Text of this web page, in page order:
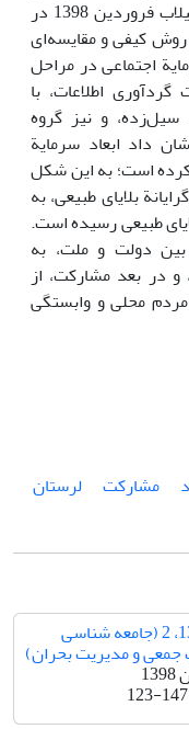
مراحل سه‌گانة (قبل، حین و پس از) سیلاب فروردین 1398 در
کیفی و مقایسه‌ای
اجتماعی در مراحل
اطلاعات، با
سیل‌زده، و نیز گروه
داد ابعاد سرمایة
است؛ به این شکل
بلایای طبیعی، به
طبیعی رسیده است.
بین دولت و ملت، به
و در بعد مشارکت، از
محلی و وابستگی
مشارکت
لرستان
دوره 13، 2 (جامعه شناسی
و مدیریت بحران)
123-147